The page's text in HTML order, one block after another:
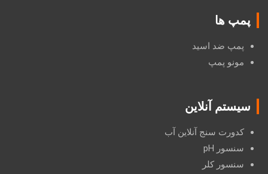
پمپ ها
پمپ ضد اسید
مونو پمپ
سیستم آنلاین
کدورت سنج آنلاین آب
سنسور pH
سنسور کلر